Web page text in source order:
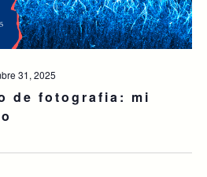
31, 2025
de fotografia: mi